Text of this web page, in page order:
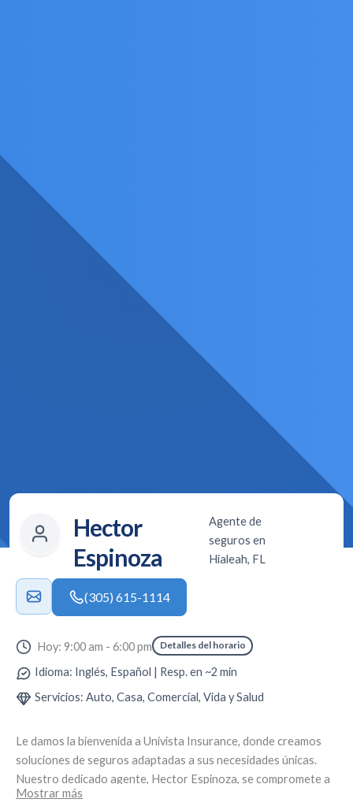
Hector
Espinoza
Agente de
seguros en
Hialeah, FL
(305) 615-1114
Le damos la bienvenida a Univista Insurance, donde creamos
soluciones de seguros adaptadas a sus necesidades únicas.
Nuestro dedicado agente, Hector Espinoza, se compromete a
brindar un servicio personalizado y asesoramiento experto.
Mostrar más
Hoy: 9:00 am - 6:00 pm Detalles del horario
Idioma: Inglés, Español | Resp. en ~2 min
Servicios: Auto, Casa, Comercial, Vida y Salud